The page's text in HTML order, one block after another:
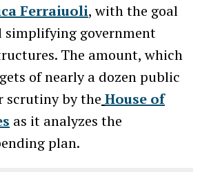
Ferraiuoli, with the goal
simplifying government
The amount, which
of nearly a dozen public
scrutiny by the House of
as it analyzes the
plan.